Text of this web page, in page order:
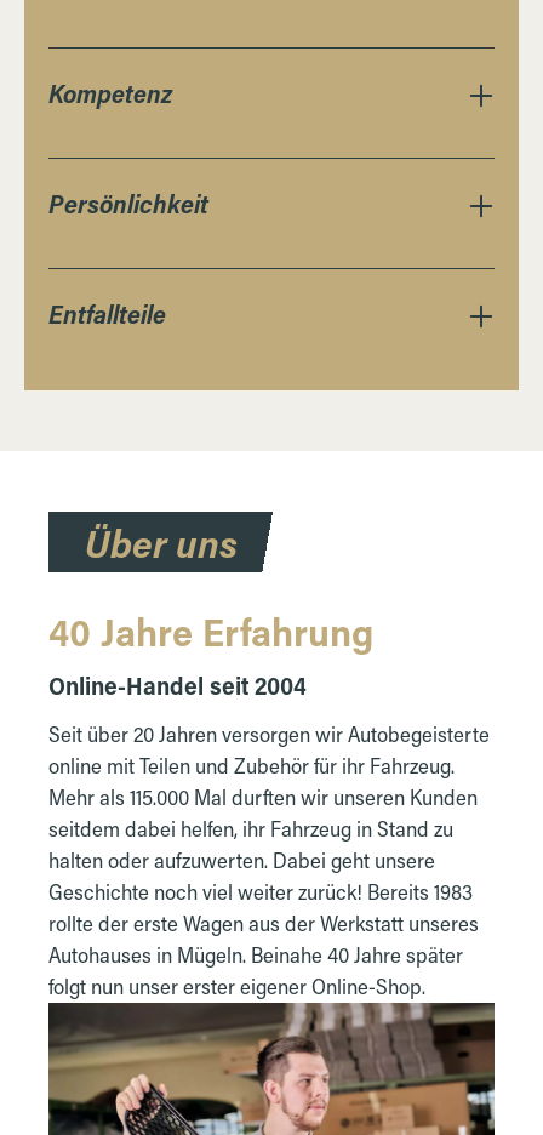
Kompetenz
Persönlichkeit
Entfallteile
Über uns
40 Jahre Erfahrung
Online-Handel seit 2004
Seit über 20 Jahren versorgen wir Autobegeisterte
online mit Teilen und Zubehör für ihr Fahrzeug.
Mehr als 115.000 Mal durften wir unseren Kunden
seitdem dabei helfen, ihr Fahrzeug in Stand zu
halten oder aufzuwerten. Dabei geht unsere
Geschichte noch viel weiter zurück! Bereits 1983
rollte der erste Wagen aus der Werkstatt unseres
Autohauses in Mügeln. Beinahe 40 Jahre später
folgt nun unser erster eigener Online-Shop.